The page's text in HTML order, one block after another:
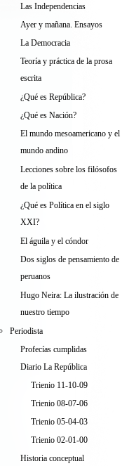
Las Independencias
Ayer y mañana. Ensayos
La Democracia
Teoría y práctica de la prosa
escrita
¿Qué es República?
¿Qué es Nación?
El mundo mesoamericano y el
mundo andino
Lecciones sobre los filósofos
de la política
¿Qué es Política en el siglo
XXI?
El águila y el cóndor
Dos siglos de pensamiento de
peruanos
Hugo Neira: La ilustración de
nuestro tiempo
Periodista
Profecías cumplidas
Diario La República
Trienio 11-10-09
Trienio 08-07-06
Trienio 05-04-03
Trienio 02-01-00
Historia conceptual